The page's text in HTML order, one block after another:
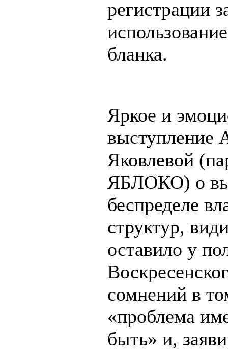
регистрации
бланка.
Яркое и
выступление
Яковлевой
ЯБЛОКО) о
беспределе
структур,
оставило у
сомнений в
«проблема
быть» и,